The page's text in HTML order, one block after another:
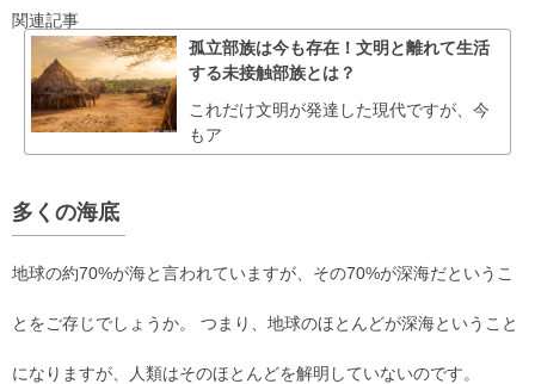
関連記事
孤立部族は今も存在！文明と離れて生活
する未接触部族とは？
これだけ文明が発達した現代ですが、今
もア
多くの海底
地球の約70%が海と言われていますが、その70%が深海だというこ
とをご存じでしょうか。 つまり、地球のほとんどが深海ということ
になりますが、人類はそのほとんどを解明していないのです。